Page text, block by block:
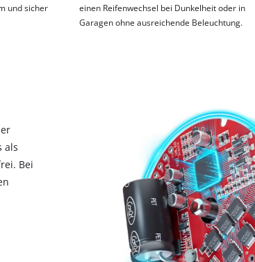
und sicher
einen Reifenwechsel bei Dunkelheit oder in
Garagen ohne ausreichende Beleuchtung.
als
Bei